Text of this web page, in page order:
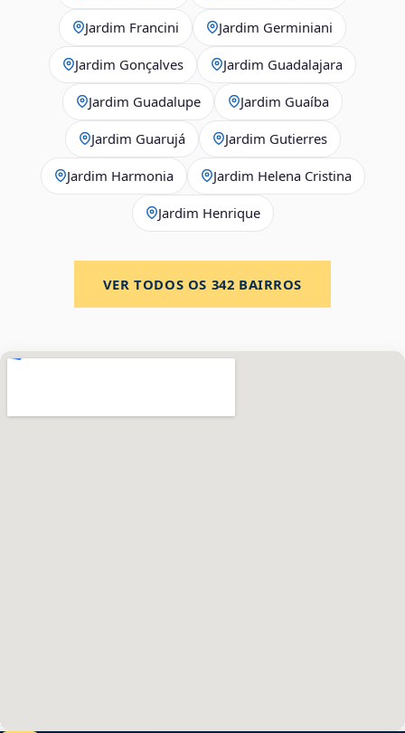
Jardim Francini Jardim Germiniani
Jardim Gonçalves Jardim Guadalajara
Jardim Guadalupe Jardim Guaíba
Jardim Guarujá Jardim Gutierres
Jardim Harmonia Jardim Helena Cristina
Jardim Henrique
VER TODOS OS 342 BAIRROS